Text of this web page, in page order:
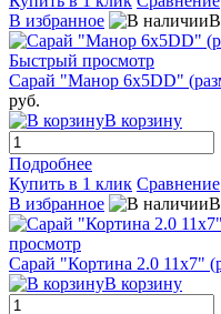
В избранное
Быстрый просмотр
Сарай "Манор 6x5DD"
руб.
В корзину
Подробнее
Купить в 1 клик Сравнение
В избранное
просмотр
Сарай "Кортина 2.0 11х7"
В корзину